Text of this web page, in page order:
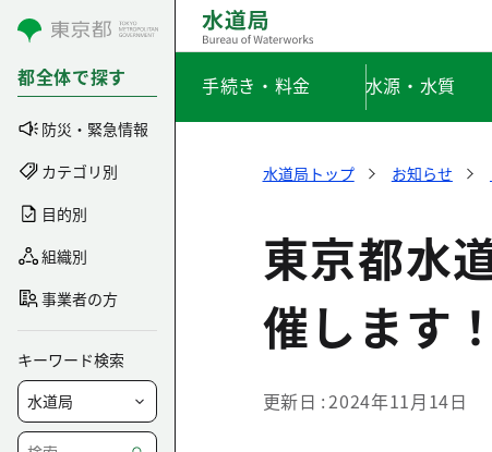
コンテンツにスキップ
都全体で探す
防災・緊急情報
カテゴリ別
目的別
組織別
事業者の方
キーワード検索
手続き・料金 水源・水質
水道局トップ お知らせ
東京都水
催します！
更新日 2024年11月14日